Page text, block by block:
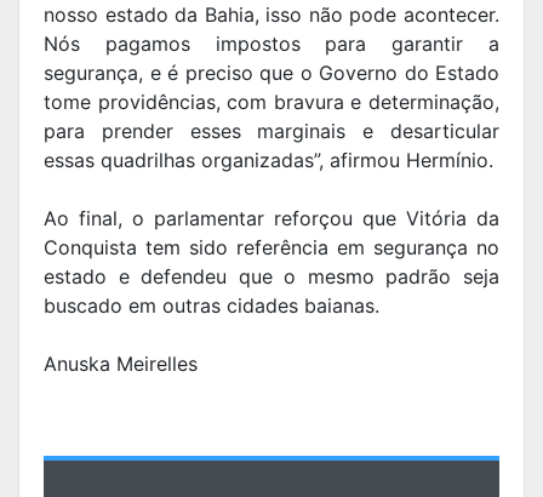
nosso estado da Bahia, isso não pode acontecer.
Nós pagamos impostos para garantir a
segurança, e é preciso que o Governo do Estado
tome providências, com bravura e determinação,
para prender esses marginais e desarticular
essas quadrilhas organizadas”, afirmou Hermínio.
Ao final, o parlamentar reforçou que Vitória da
Conquista tem sido referência em segurança no
estado e defendeu que o mesmo padrão seja
buscado em outras cidades baianas.
Anuska Meirelles